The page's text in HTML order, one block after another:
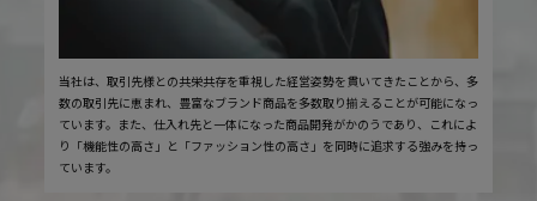
当社は、取引先様との共栄共存を重視した経営姿勢を貫いてきたことから、多
数の取引先に恵まれ、豊富なブランド商品を多数取り揃えることが可能になっ
ています。また、仕入れ先と一体になった商品開発がかのうであり、これによ
り「機能性の高さ」と「ファッション性の高さ」を同時に追求する強みを持っ
ています。